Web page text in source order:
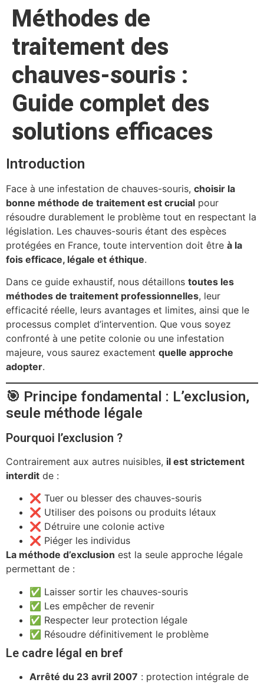
Méthodes de
traitement des
chauves-souris :
Guide complet des
solutions efficaces
Introduction
Face à une infestation de chauves-souris, choisir la
bonne méthode de traitement est crucial pour
résoudre durablement le problème tout en respectant la
législation. Les chauves-souris étant des espèces
protégées en France, toute intervention doit être à la
fois efficace, légale et éthique.
Dans ce guide exhaustif, nous détaillons toutes les
méthodes de traitement professionnelles, leur
efficacité réelle, leurs avantages et limites, ainsi que le
processus complet d’intervention. Que vous soyez
confronté à une petite colonie ou une infestation
majeure, vous saurez exactement quelle approche
adopter.
🎯 Principe fondamental : L’exclusion,
seule méthode légale
Pourquoi l’exclusion ?
Contrairement aux autres nuisibles, il est strictement
interdit de :
❌ Tuer ou blesser des chauves-souris
❌ Utiliser des poisons ou produits létaux
❌ Détruire une colonie active
❌ Piéger les individus
La méthode d’exclusion est la seule approche légale
permettant de :
✅ Laisser sortir les chauves-souris
✅ Les empêcher de revenir
✅ Respecter leur protection légale
✅ Résoudre définitivement le problème
Le cadre légal en bref
Arrêté du 23 avril 2007 : protection intégrale de